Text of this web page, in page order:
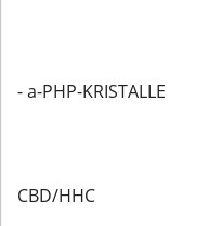
- a-PHP-KRISTALLE
CBD/HHC